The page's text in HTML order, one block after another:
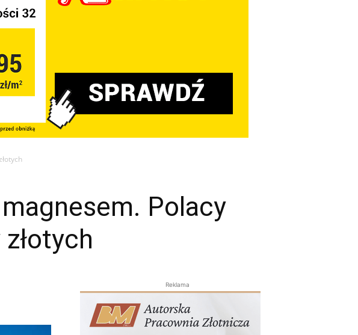
Polacy
Reklama